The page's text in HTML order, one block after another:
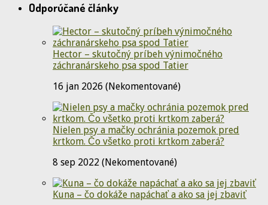
Odporúčané články
Hector – skutočný príbeh výnimočného
záchranárskeho psa spod Tatier
16 jan 2026 (Nekomentované)
Nielen psy a mačky ochránia pozemok pred
krtkom. Čo všetko proti krtkom zaberá?
8 sep 2022 (Nekomentované)
Kuna – čo dokáže napáchať a ako sa jej zbaviť